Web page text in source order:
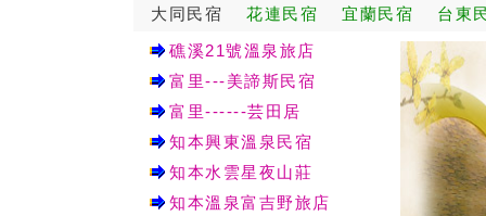
大同民宿 花連民宿 宜蘭民宿
台東
礁溪21號溫泉旅店
富里---美諦斯民宿
富里------芸田居
知本興東溫泉民宿
知本水雲星夜山莊
知本溫泉富吉野旅店